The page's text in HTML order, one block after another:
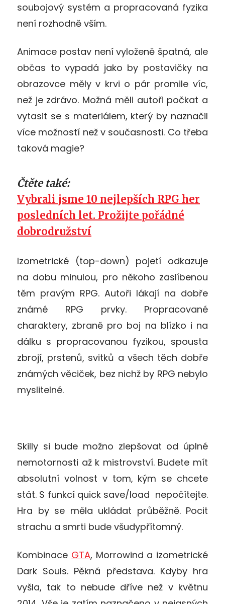
soubojový systém a propracovaná fyzika
není rozhodně vším.
Animace postav není vyloženě špatná, ale
občas to vypadá jako by postavičky na
obrazovce měly v krvi o pár promile víc,
než je zdrávo. Možná měli autoři počkat a
vytasit se s materiálem, který by naznačil
více možností než v současnosti. Co třeba
taková magie?
Čtěte také:
Vybrali jsme 10 nejlepších RPG her
posledních let. Prožijte pořádné
dobrodružství
Izometrické (top-down) pojetí odkazuje
na dobu minulou, pro někoho zaslíbenou
těm pravým RPG. Autoři lákají na dobře
známé RPG prvky. Propracované
charaktery, zbraně pro boj na blízko i na
dálku s propracovanou fyzikou, spousta
zbrojí, prstenů, svitků a všech těch dobře
známých věciček, bez nichž by RPG nebylo
myslitelné.
Skilly si bude možno zlepšovat od úplné
nemotornosti až k mistrovství. Budete mít
absolutní volnost v tom, kým se chcete
stát. S funkcí quick save/load nepočítejte.
Hra by se měla ukládat průběžně. Pocit
strachu a smrti bude všudypřítomný.
Kombinace GTA, Morrowind a izometrické
Dark Souls. Pěkná představa. Kdyby hra
vyšla, tak to nebude dříve než v květnu